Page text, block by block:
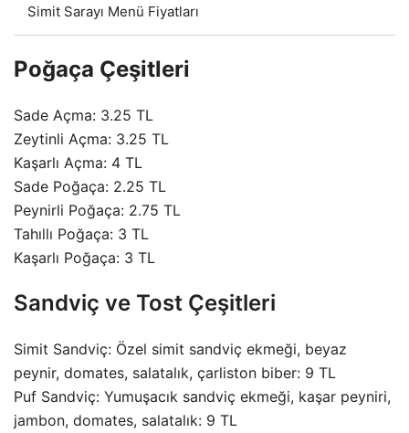
Simit Sarayı Menü Fiyatları
Poğaça Çeşitleri
Sade Açma: 3.25 TL
Zeytinli Açma: 3.25 TL
Kaşarlı Açma: 4 TL
Sade Poğaça: 2.25 TL
Peynirli Poğaça: 2.75 TL
Tahıllı Poğaça: 3 TL
Kaşarlı Poğaça: 3 TL
Sandviç ve Tost Çeşitleri
Simit Sandviç: Özel simit sandviç ekmeği, beyaz
peynir, domates, salatalık, çarliston biber: 9 TL
Puf Sandviç: Yumuşacık sandviç ekmeği, kaşar peyniri,
jambon, domates, salatalık: 9 TL